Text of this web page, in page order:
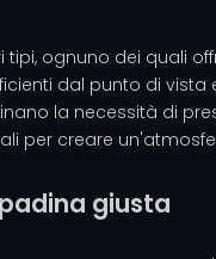
ognuno dei quali
dal punto di
la necessità di
per creare
giusta